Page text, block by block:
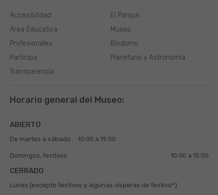
El Parque
Museo
Biodomo
Planetario y Astronomía
Área Educativa
Profesionales
Participa
Transparencia
Accesibilidad
Horario general del Museo:
ABIERTO
De martes a sábado 10:00 a 19:00
Domingos, festivos 10:00 a 15:00
CERRADO
Lunes (excepto festivos y algunas vísperas de festivo*)